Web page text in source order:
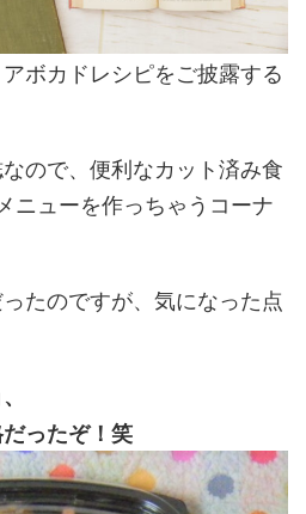
ボカドレシピをご披露する
ので、便利なカット済み食
ニューを作っちゃうコーナ
たのですが、気になった点
ったぞ！笑